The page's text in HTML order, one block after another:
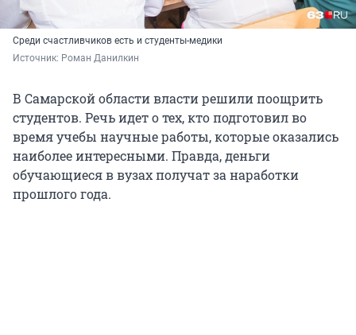
Среди счастливчиков есть и студенты-медики
Источник: Роман Данилкин
В Самарской области власти решили поощрить
студентов. Речь идет о тех, кто подготовил во
время учебы научные работы, которые оказались
наиболее интересными. Правда, деньги
обучающиеся в вузах получат за наработки
прошлого года.